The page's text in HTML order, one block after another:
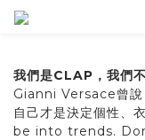
我們是CLAP，我們
Gianni Versace曾說
自己才是決定個性、
be into trends.